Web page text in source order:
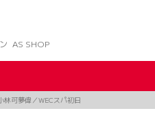
AS SHOP
林可夢偉／WECスパ初日